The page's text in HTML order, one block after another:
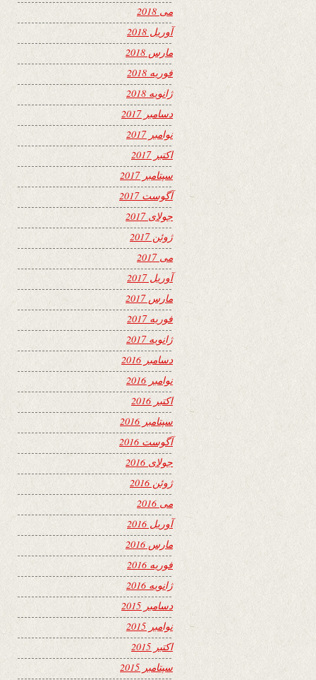
می 2018
آوریل 2018
مارس 2018
فوریه 2018
ژانویه 2018
دسامبر 2017
نوامبر 2017
اکتبر 2017
سپتامبر 2017
آگوست 2017
جولای 2017
ژوئن 2017
می 2017
آوریل 2017
مارس 2017
فوریه 2017
ژانویه 2017
دسامبر 2016
نوامبر 2016
اکتبر 2016
سپتامبر 2016
آگوست 2016
جولای 2016
ژوئن 2016
می 2016
آوریل 2016
مارس 2016
فوریه 2016
ژانویه 2016
دسامبر 2015
نوامبر 2015
اکتبر 2015
سپتامبر 2015